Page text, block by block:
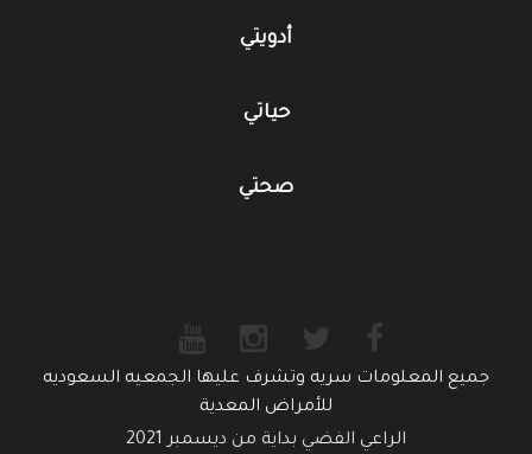
أدويتي
حياتي
صحتي
جميع المعلومات سريه وتشرف عليها الجمعيه السعوديه
للأمراض المعدية
الراعي الفضي بداية من ديسمبر 2021